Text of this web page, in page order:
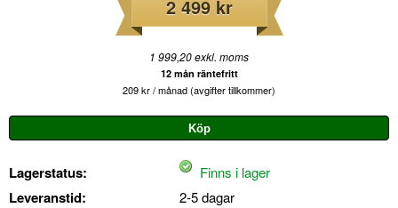
2 499 kr
1 999,20 exkl. moms
12 mån räntefritt
209 kr / månad (avgifter tillkommer)
Lagerstatus: Finns i lager
Leveranstid: 2-5 dagar